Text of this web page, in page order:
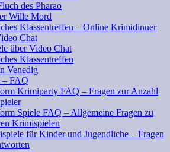
des Pharao
Wille Mord
Klassentreffen – Online Krimidinner
Chat
über Video Chat
Klassentreffen
Venedig
– FAQ
Krimiparty FAQ – Fragen zur Anzahl
Spiele FAQ – Allgemeine Fragen zu
Krimispielen
für Kinder und Jugendliche – Fragen